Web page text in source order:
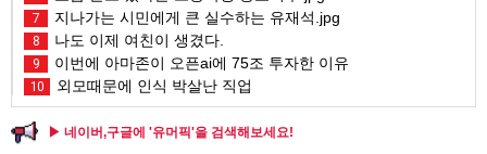
7 지나가는 시민에게 큰 실수하는 유재석.jpg
8 나도 이제 여친이 생겼다.
9 이번에 아마존이 오픈ai에 75조 투자한 이유
10 외모때문에 인식 박살난 직업
▶ 네이버,구글에 '유머픽'을 검색해보세요!